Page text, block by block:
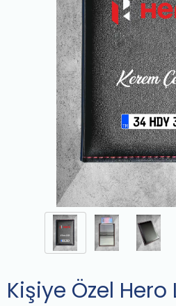
Kişiye Özel Hero